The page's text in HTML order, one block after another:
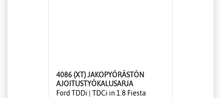
4086 (XT) JAKOPYÖRÄSTÖN
AJOITUSTYÖKALUSARJA
Ford TDDi | TDCi in 1.8 Fiesta